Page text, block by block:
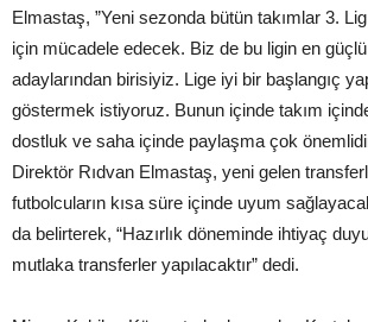
Elmastaş, ”Yeni sezonda bütün takımlar 3.
için mücadele edecek. Biz de bu ligin en
adaylarından birisiyiz. Lige iyi bir başlangıç
göstermek istiyoruz. Bunun içinde takım
dostluk ve saha içinde paylaşma çok
Direktör Rıdvan Elmastaş, yeni gelen
futbolcuların kısa süre içinde uyum
da belirterek, “Hazırlık döneminde ihtiyaç
mutlaka transferler yapılacaktır” dedi.